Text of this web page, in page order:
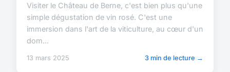
Visiter le Château de Berne, c'est bien plus qu'une
simple dégustation de vin rosé. C'est une
immersion dans l'art de la viticulture, au cœur d'un
dom...
13 mars 2025 3 min de lecture →